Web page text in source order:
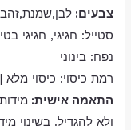
צבעים:
סטייל: חגיגי, חגיגי
נפח: בינוני
רמת כיסוי: כיסוי מלא
התאמה אישית:
ולא להגדיל. בשינוי